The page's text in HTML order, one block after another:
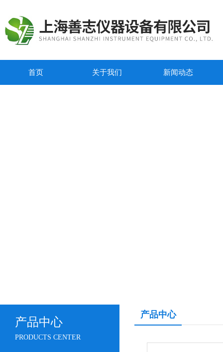
首页 关于我们 新闻动态
产品中心
PRODUCTS CENTER
产品中心